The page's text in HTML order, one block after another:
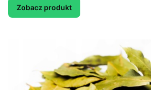
Zobacz produkt